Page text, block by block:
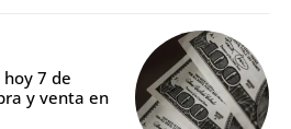
7 de
y venta en